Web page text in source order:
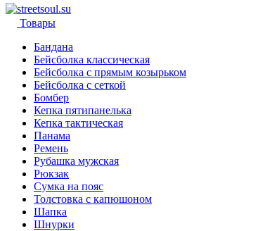
Товары
Бандана
Бейсболка классическая
Бейсболка с прямым козырьком
Бейсболка с сеткой
Бомбер
Кепка пятипанелька
Кепка тактическая
Панама
Ремень
Рубашка мужская
Рюкзак
Сумка на пояс
Толстовка с капюшоном
Шапка
Шнурки